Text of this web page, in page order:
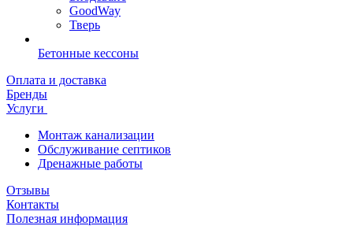
GoodWay
Тверь
Бетонные кессоны
Оплата и доставка
Бренды
Услуги
Монтаж канализации
Обслуживание септиков
Дренажные работы
Отзывы
Контакты
Полезная информация